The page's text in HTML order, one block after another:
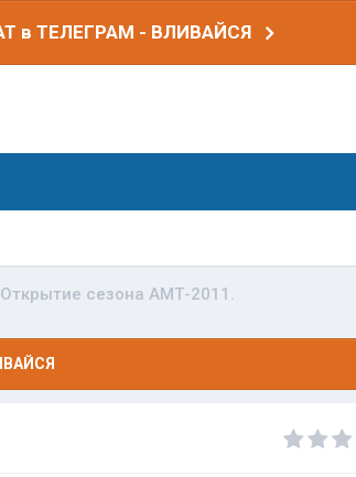
в ТЕЛЕГРАМ - ВЛИВАЙСЯ
сезона АМТ-2011.